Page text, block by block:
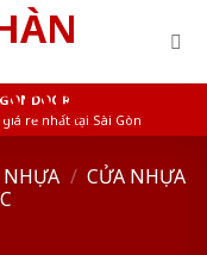
rẻ nhất tại Sài Gòn
NHỰA / CỬA NHỰA